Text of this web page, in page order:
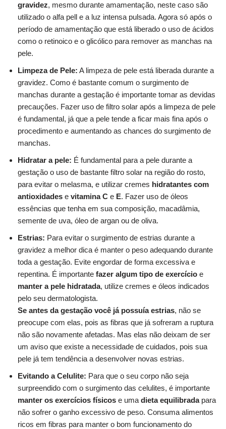
gravidez, mesmo durante amamentação, neste caso são
utilizado o alfa pell e a luz intensa pulsada. Agora só após o
período de amamentação que está liberado o uso de ácidos
como o retinoico e o glicólico para remover as manchas na
pele.
Limpeza de Pele: A limpeza de pele está liberada durante a
gravidez. Como é bastante comum o surgimento de
manchas durante a gestação é importante tomar as devidas
precauções. Fazer uso de filtro solar após a limpeza de pele
é fundamental, já que a pele tende a ficar mais fina após o
procedimento e aumentando as chances do surgimento de
manchas.
Hidratar a pele: É fundamental para a pele durante a
gestação o uso de bastante filtro solar na região do rosto,
para evitar o melasma, e utilizar cremes hidratantes com
antioxidades e vitamina C e E. Fazer uso de óleos
essências que tenha em sua composição, macadâmia,
semente de uva, óleo de argan ou de oliva.
Estrias: Para evitar o surgimento de estrias durante a
gravidez a melhor dica é manter o peso adequando durante
toda a gestação. Evite engordar de forma excessiva e
repentina. É importante fazer algum tipo de exercício e
manter a pele hidratada, utilize cremes e óleos indicados
pelo seu dermatologista.
Se antes da gestação você já possuía estrias, não se
preocupe com elas, pois as fibras que já sofreram a ruptura
não são novamente afetadas. Mas elas não deixam de ser
um aviso que existe a necessidade de cuidados, pois sua
pele já tem tendência a desenvolver novas estrias.
Evitando a Celulite: Para que o seu corpo não seja
surpreendido com o surgimento das celulites, é importante
manter os exercícios físicos e uma dieta equilibradapara
não sofrer o ganho excessivo de peso. Consuma alimentos
ricos em fibras para manter o bom funcionamento do